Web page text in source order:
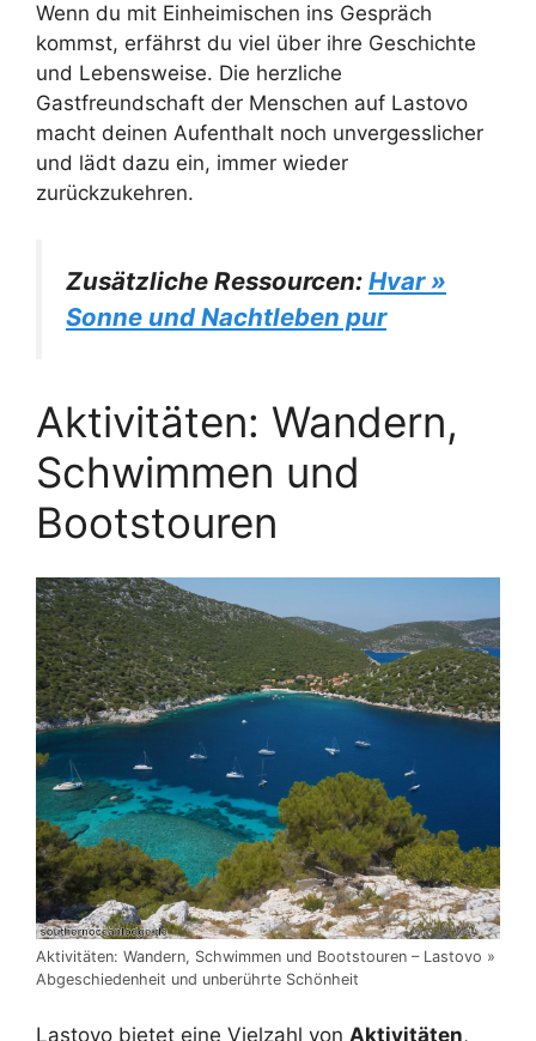
Wenn du mit Einheimischen ins Gespräch
kommst, erfährst du viel über ihre Geschichte
und Lebensweise. Die herzliche
Gastfreundschaft der Menschen auf Lastovo
macht deinen Aufenthalt noch unvergesslicher
und lädt dazu ein, immer wieder
zurückzukehren.
Zusätzliche Ressourcen: Hvar »
Sonne und Nachtleben pur
Aktivitäten: Wandern,
Schwimmen und
Bootstouren
Aktivitäten: Wandern, Schwimmen und Bootstouren – Lastovo »
Abgeschiedenheit und unberührte Schönheit
Lastovo bietet eine Vielzahl von Aktivitäten,